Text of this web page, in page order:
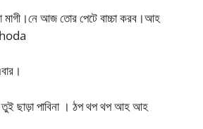
মাগী।নে আজ তোর পেটে বাচ্চা করব।আহ
তুই ছাড়া পাবিনা । ঠপ থপ থপ আহ আহ